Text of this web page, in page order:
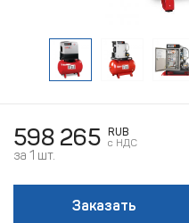
598 265
RUB
c НДС
за 1 шт.
Заказать